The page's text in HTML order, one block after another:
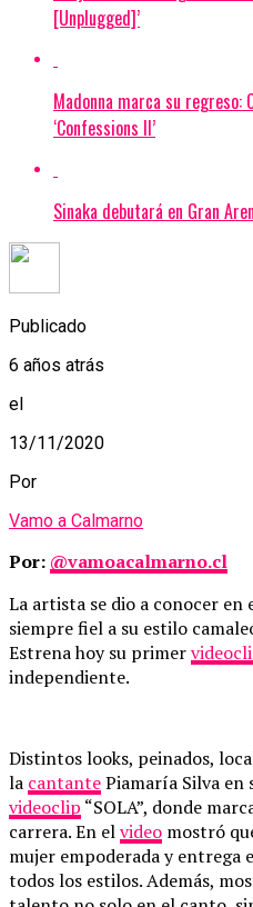
[Unplugged]’
Madonna marca su regreso:
‘Confessions II’
Sinaka debutará en Gran
Publicado
6 años atrás
el
13/11/2020
Por
Vamo a Calmarno
Por: @vamoacalmarno.cl
La artista se dio a conocer en
siempre fiel a su estilo
Estrena hoy su primer
independiente.
Distintos looks, peinados,
la cantantePiamaría Silva en
videoclip “SOLA”, donde
carrera. En elvideo mostró
mujer empoderada y entrega
todos los estilos. Además,